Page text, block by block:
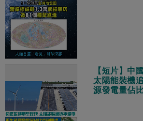
【短片】中
太陽能裝機
源發電量佔